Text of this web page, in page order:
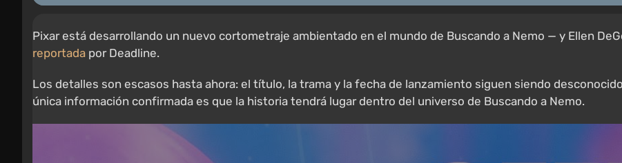
Pixar está desarrollando un nuevo cortometraje ambientado en el mundo de Buscando a Nemo — y Ellen
reportada por Deadline.
Los detalles son escasos hasta ahora: el título, la trama y la fecha de lanzamiento siguen siendo
única información confirmada es que la historia tendrá lugar dentro del universo de Buscando a Nemo.